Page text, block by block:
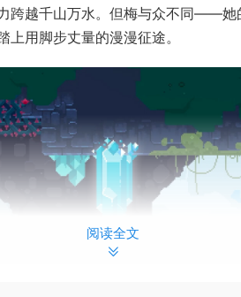
跨越千山万水。但梅与众不同——
用脚步丈量的漫漫征途。
阅读全文